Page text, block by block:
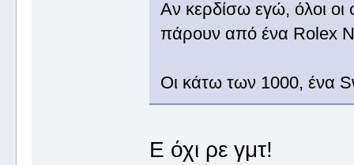
Αν κερδίσω εγώ, όλοι
πάρουν από ένα Rolex
Οι κάτω των 1000, ένα
Ε όχι ρε γμτ!